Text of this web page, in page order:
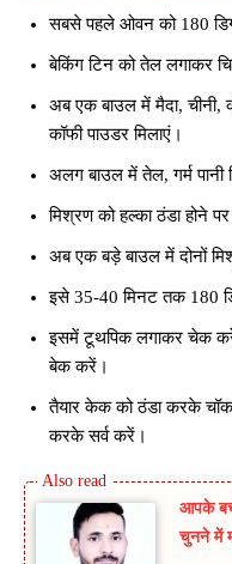
सबसे पहले ओवन को 180
बेकिंग टिन को तेल लगाकर
अब एक बाउल में मैदा, चीनी,
कॉफी पाउडर मिलाएं।
अलग बाउल में तेल, गर्म पानी
मिश्रण को हल्का ठंडा होने
अब एक बड़े बाउल में दोनों
इसे 35-40 मिनट तक 180
इसमें टूथपिक लगाकर चेक
बेक करें।
तैयार केक को ठंडा करके
करके सर्व करें।
आपके
चुनने में